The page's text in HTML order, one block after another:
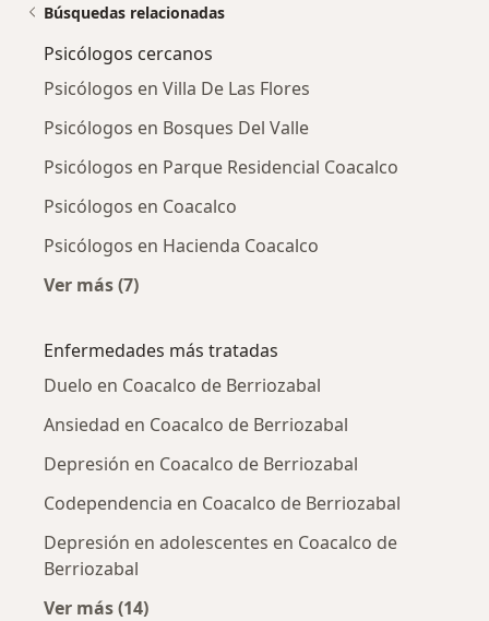
Búsquedas relacionadas
Psicólogos cercanos
Psicólogos en Villa De Las Flores
Psicólogos en Bosques Del Valle
Psicólogos en Parque Residencial Coacalco
Psicólogos en Coacalco
Psicólogos en Hacienda Coacalco
Ver más (7)
Enfermedades más tratadas
Duelo en Coacalco de Berriozabal
Ansiedad en Coacalco de Berriozabal
Depresión en Coacalco de Berriozabal
Codependencia en Coacalco de Berriozabal
Depresión en adolescentes en Coacalco de
Berriozabal
Ver más (14)